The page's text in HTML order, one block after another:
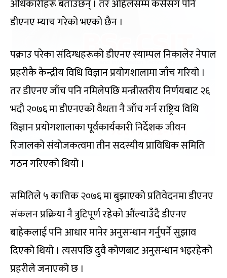
अधिकारीहरू बताउँछन् । तर अहिलेसम्म कसैसँग पनि
डीएनए म्याच गरेको भएको छैन ।
पक्राउ परेका संदिग्धहरूको डीएनए स्याम्पल निकालेर नेपाल
प्रहरीकै केन्द्रीय विधि विज्ञान प्रयोगशालामा जाँच गरियो ।
तर डीएनए जाँच पनि नमिलेपछि मन्त्रीस्तरीय निर्णयबाट २६
भदौ २०७६ मा डीएनएको वैधता नै जाँच गर्न राष्ट्रिय विधि
विज्ञान प्रयोगशालाका पूर्वकार्यकारी निर्देशक जीवन
रिजालको संयोजकत्वमा तीन सदस्यीय प्राविधिक समिति
गठन गरिएको थियो ।
समितिले ५ कात्तिक २०७६ मा बुझाएको प्रतिवेदनमा डीएनए
संकलन प्रक्रिया नै त्रुटिपूर्ण रहेको औंल्याउँदै डीएनए
बाहेकलाई पनि आधार मानेर अनुसन्धान गर्नुपर्ने सुझाव
दिएको थियो । त्यसपछि दुवै कोणबाट अनुसन्धान भइरहेको
प्रहरीले जनाएको छ ।